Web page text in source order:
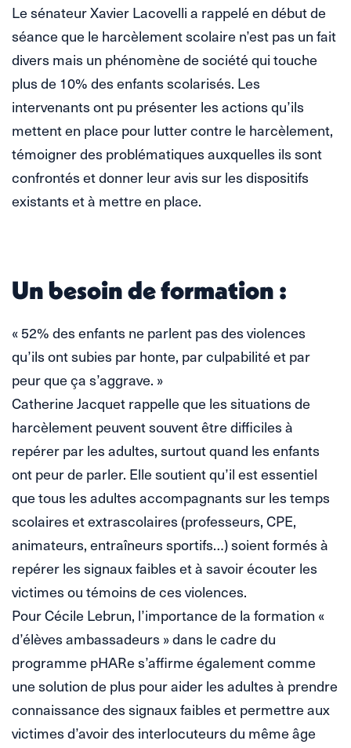
Le sénateur Xavier Lacovelli a rappelé en début de
séance que le harcèlement scolaire n’est pas un fait
divers mais un phénomène de société qui touche
plus de 10% des enfants scolarisés. Les
intervenants ont pu présenter les actions qu’ils
mettent en place pour lutter contre le harcèlement,
témoigner des problématiques auxquelles ils sont
confrontés et donner leur avis sur les dispositifs
existants et à mettre en place.
Un besoin de formation :
« 52% des enfants ne parlent pas des violences
qu’ils ont subies par honte, par culpabilité et par
peur que ça s’aggrave. »
Catherine Jacquet rappelle que les situations de
harcèlement peuvent souvent être difficiles à
repérer par les adultes, surtout quand les enfants
ont peur de parler. Elle soutient qu’il est essentiel
que tous les adultes accompagnants sur les temps
scolaires et extrascolaires (professeurs, CPE,
animateurs, entraîneurs sportifs…) soient formés à
repérer les signaux faibles et à savoir écouter les
victimes ou témoins de ces violences.
Pour Cécile Lebrun, l’importance de la formation «
d’élèves ambassadeurs » dans le cadre du
programme pHARe s’affirme également comme
une solution de plus pour aider les adultes à prendre
connaissance des signaux faibles et permettre aux
victimes d’avoir des interlocuteurs du même âge